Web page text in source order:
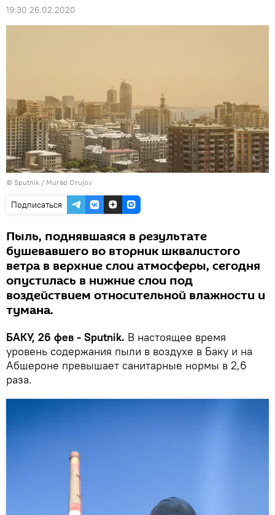
19:30 26.02.2020
© Sputnik / Murad Orujov
Подписаться
Пыль, поднявшаяся в результате
бушевавшего во вторник шквалистого
ветра в верхние слои атмосферы, сегодня
опустилась в нижние слои под
воздействием относительной влажности и
тумана.
БАКУ, 26 фев - Sputnik. В настоящее время
уровень содержания пыли в воздухе в Баку и на
Абшероне превышает санитарные нормы в 2,6
раза.